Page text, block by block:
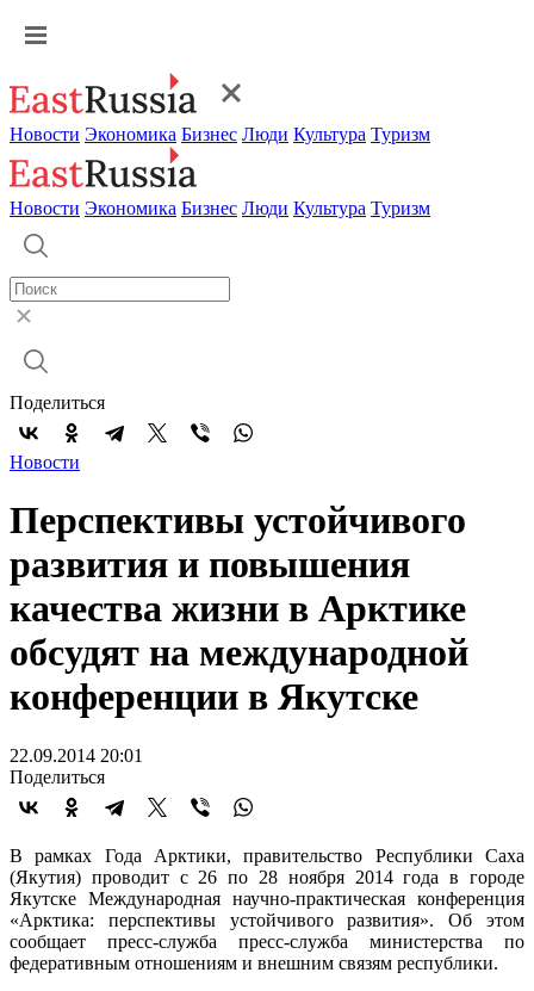
Новости Экономика Бизнес Люди Культура Туризм
Новости Экономика Бизнес Люди Культура Туризм
Поделиться
Новости
Перспективы устойчивого
развития и повышения
качества жизни в Арктике
обсудят на международной
конференции в Якутске
22.09.2014 20:01
Поделиться
В рамках Года Арктики, правительство Республики Саха
(Якутия) проводит с 26 по 28 ноября 2014 года в городе
Якутске Международная научно-практическая конференция
«Арктика: перспективы устойчивого развития». Об этом
сообщает пресс-служба пресс-служба министерства по
федеративным отношениям и внешним связям республики.